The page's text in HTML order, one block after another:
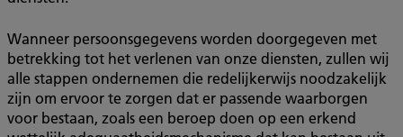
Wanneer persoonsgegevens worden doorgegeven met
betrekking tot het verlenen van onze diensten, zullen wij
alle stappen ondernemen die redelijkerwijs noodzakelijk
zijn om ervoor te zorgen dat er passende waarborgen
voor bestaan, zoals een beroep doen op een erkend